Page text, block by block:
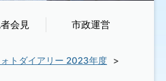
会見 市政運営
トダイアリー 2023年度